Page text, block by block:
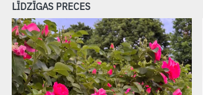
LĪDZĪGAS PRECES